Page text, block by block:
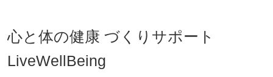
心と体の健康 づくりサポート
LiveWellBeing